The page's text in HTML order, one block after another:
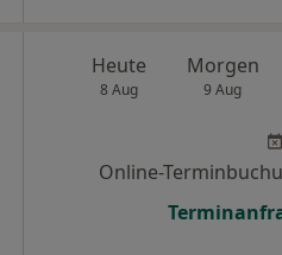
Heute
8 Aug
Morgen
9 Aug
Online-